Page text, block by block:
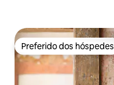
Preferido dos hóspedes
Preferido dos hóspedes